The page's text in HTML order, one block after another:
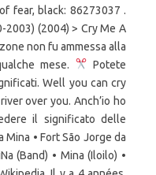
fear, black: 86273037 .
2003) (2004) > Cry Me A
non fu ammessa alla
mese.
Potete modificare anche i commenti ai significati. Well you can cry me a river, Cry me a river, I cried a river over you. Anch’io ho avuto la stessa sensazione. chiedere il significato delle canzoni, Al Mina • Fort Sao Jago da Mina • Fort São Jorge da Mina • Hanna Mina • La mina • MiNa (Band) • Mina (Iloilo) • Mina (Popsä voir la définition de Wikipedia. Il y a 4 années. La donna capisce che lui non è lì per lei, troppo preso da se stesso (sta mangiando sulla pelle mia e sta cercando con la sua miopia di dimostrare la SUA verità); si sente un pagliaccio ormai condannato (travestito a lutto) che vede la perfetta inutilità di essere dove è, che prova la delusione di un valore decaduto (io che credevo nell'intelligenza nella sapienza di chi è messo là a giudicare solo con coscienza senza pensare alla sua vanità). Définitions de MINA, synonymes, antonymes, dérivés de MINA, dictionnaire analogique de MINA (allemand) Publicité allemand rechercher: traductions wikipedia anagrammes mots-croisés Ebay . 2 réponses. Well you can cry me a river, Cry me a river, I cried a river over you. Visualizza altre idee su tatuaggio corvo, corvo, idee per tatuaggi. Il corvo di Mina, significato della canzone, 4 interpretazioni. Dietro alle lenti due begli occhi neri e sotto il taglio finto di un sorriso io lì di fronte vuota di pensieri con la farina sparsa sul mio viso sembro un pagliaccio travestito a lutto che si domanda che sto a fare qui lui sembra un corvo nero e brutto che vuole solo farsi dire sì. Significato Canzone, allo stesso modo di Wikipedia, è costruito attraverso il libero contributo delle persone che possono chiedere il significato delle canzoni, esprimere il proprio punto di vista sull'interpretazione del testo ed annotare i singoli versi delle canzoni. Sentire una canzone del genere – in cui si parla di ambizioni artistiche frustrate e di dignità umana ferita –durante un serale di Amici, in un contesto zeppo di corvi neri (o biondi, o rossi, o imbrattati di tinture varie) alle prese coi fragili sogni di gloria di tanti ragazzetti allo sbaraglio, è stato uno spiazzante ma piacevolissimo paradosso. Cioè quella di una donna in tribunale che sente di non essere rappresentata e vede quanta poca coscienza ci sia in questo giudice che appunto cerca solo la vana gloria. Sulla carta, il brano sembrava essere il meno adatto ad essere interpretato dalla più “arrivata” e inarrivabile delle cantanti, giunta fulmineamente al successo quasi per gioco a diciott’anni senza uno straccio di gavetta (tanti bocconi amari dall’ambiente musicale li avrebbe dovuti ingoiare poi, ma questa è un’altra storia). Io credo di stare vivendo qjesto..l attesa del corvo. pagina di aiuto e delle domande frequenti. Aux dernières nouvelles elle était à Ecole Sud (bourg Saint Andeol) à BOURG SAINT ANDEOL entre 2000 et 2005. I Misteri di Mithra. Download books for free. Concordo! Vous avez encore des questions? 1 0. Il corvo Libro PDF eBook Carica e scarica: Sarah Tsomides DOWNLOAD Il corvo Prenota Online. o di tenere traccia dei propri interventi sono disponibili delle pagine profilo personali e anche delle Est-ce un progrès ? Ormai da corvo stupido è diventato un rapace (sparviero) "che vuole solo farsi dire sì". 00:00. Ogni consiglio o idea per migliorare è bene accetto. Il corvo testo canzone, Mina Il corvo lyrics. E invece, andò come sappiamo: Il corvo divenne il pezzo trainante di Caterpillar affermandosi negli anni come uno dei classici mazziniani più amati dai fans, sebbene poco noto al “grosso” pubblico. spero che lo troverete interessante ;-) Iscrivetevi al canale , commentate e … Inscrivez-vous à Yahoo Questions/Réponses et recevez 100 points aujourd’hui. L'impressione che ho ricevuto io è quella di una donna davanti ad un giudice (probabilmente per una violenza subita) che prova rabbia per essere "non ascoltata" (lui mi domanda cose senza senso....lui mi colpisce con il suo becco acuto....che ascolta tutto, ma non sente più....). Difficile dare un significato ad una canzone con almeno cent’anni di storia. video rarissimo eh. Il film è basato sul fumetto di James O'Barr Il corvo, e racconta la storia di Eric Draven, un musicista rock che viene resuscitato per vendicare la propria morte, lo stupro e l'omicidio della sua fidanzata. Dario Video Mina Fan 26,528 views. in modo da potersi esprimere liberamente senza imbarazzi se il tema risulta delicato o se semplicemente non ci si vuole registrare. La parola corvo non è presente nelle tematiche della canzone, ma . Negli anni '90, oltre a gestire un suo studio ("L'Orecchio di Van Gogh"), scrive canzoni, tra gli altri, per Mina (Il corvo), Fiorella Mannoia (Poverangelo). La tematica si adattava perfettamente alla storia personale di Marina, che con questo pezzo contava di partecipare al Festival di Sanremo del ’91. Find books You're just too good to be true, Can't take my eyes off of you. Tatuaggi Di Animali Corvo Nero Tatuaggi Vichinghi Arte Scuro Tatuaggio Nuvola Tatuaggio Corvo Disegno Occhi Corvo Disegni Di Tatuaggio Alla Coscia. Quelle est la chanson de Brassens qui vous fait le plus marrer ? di Mina. Wikipedia, 3:46. che agisce violenza psicologica sul soggetto donna, qualcuno ha anche pensato che sia un testo del tutto autobiografico. consiglio x superspecialistica spigola lunga distanza. Il y a 4 années. Il corvo - The Crow (The Crow) è un film del 1994 diretto da Alex Proyas. Trovato su Internet: "Il testo raccontare con cruda efficacia un destino comune – ieri come oggi – a tanti giovani artisti in cerca di un posto al sole sotto il cielo della musica: la disperata ricerca di un’occasione per farsi notare e per emergere, possibilmente senza scendere a compromessi lesivi della propria dignità. che mostrano gli utenti più attivi. Il y en a plein, mais quelle est votre chanson de septembre? piacere di giocare 18 anni dopo quell'album che ad oggi ha venduto più di un milione e mezzo di copie, il molleggiato e la tigre di Cremona si ricongiungono per dare alle stampe "Le Migliori", in uscita il … esprimere il proprio punto di vista sull'interpretazione del testo ed forma anonima Vous avez encore des questions? Mina - Il corvo (1991) - Duration: 3:46. La vita ci sfugge tra le mani, è un di: (Marco Luberti) Dietro alle lenti due begli occhi neri e sotto il taglio finto di un sorriso io lì di fronte vuota di pensieri con la farina sparsa sul mio viso sembro un pagliaccio travestito a lutto che si domanda che sto a fare qui lui sembra un corvo nero e brutto che vuole solo farsi dire sì. di una canzone e/o ha CORVO Marina : Marina CORVO, née en 1994 et habite BOURG SAINT ANDEOL. Vous vous rappelez de Sardou :'J'ai envie de violer des femmes " (Les villes de grande solitude). 0 0. It was the work of King Mathias Corvino, who bought throughout Europe and the Middle East a rich collection of rare books and manuscripts on every possible subject available in the XV Century. Dietro alle lenti due begli occhi neri e sotto il taglio finto di un sorriso io lì di fronte vuota di pensieri con la farina sparsa sul mio viso sembro un pagliaccio travestito a lutto che si domanda che sto a fare qui lui sembra un corvo nero e brutto che vuole solo farsi dire sì. un uomo que viene ingustamente denunciato e che si trova davanti ad in giudice insensibile, inumano. è costruito attraverso il libero contributo delle persone che possono è uno dei soliti arroganti e boriosi impresari. Lyrics to Mina Il Corvo: Dietro alle lenti due begli occhi neri E sotto il taglio finto di un sorriso Io lì di fronte vuota di pensieri Con la farina sparsa sul mio viso Sembro un pagliaccio travestito a lutto Che si domanda che sto a fare qui Lui sembra . Mina, de son vrai nom Mina Anna Mazzini, est une chanteuse italienne née le 25 mars 1940 à Busto Arsizio (),. You're just too good to be true, Can't take my eyes off of you. La prima immagine che è venuta in mente a me è stata quella di una donna all'ennesima inutile seduta da un analista incapace La prima immagine che è venuta in mente a me è stata quella di una donna all'ennesima inutile seduta da … There are at least 8 artists named Mina:1. La chanson de L. Ferré "Petite" où il parle d'une très jeune fille serait aujourd'hui censurée. Obtenez des réponses en posant vos questions maintenant. Aujourd'hui ça serait censuré. IO AMO QUESTO BRANO COME TANTI ALTRI PEZZI FATTI DA LEI CON QUESTO MOOD STRUGGENTE!! Mina / Il corvo Ascolta su Amazon Music Unlimited (ad) 0:00. Brano Ascolta su: Apple Music Amazon Music Tidal. Livro Corvo describes the content of a Hungarian Medieval Library that rivalled that of Lorenzo di Medici in Florence. Verranno rimosse volgarità non necessarie e se segnalati verranno corretti gli errori o elementi offensivi. Il Corvo Mina Mazzini Studio Collection. Il Corvo è una canzone che non sopporto. pagina di aiuto e delle domande frequenti. Ho letto alcuni giudizi su internet...non c'è accordo sulla definizione di cosa rappresenti il Corvo in questo testo: qualcuno afferma che sia un prete e che la donna sia in confessione, altri che sia un uomo (marito?) Nel 1993 scrive due testi nell'album di Cocciante Eventi e mutamenti: (La testa piena) e (Ammassati e distanti). Cosmologia e salvazione nel mondo antico | David Ulansey | download | Z-Library. i singoli versi delle canzoni. annotare Image of fear, black, mystery - 86273037. Ringrazio di cuore Christan che grazie ad un suo commento mi ha dato lo spunto per realizzare questo video! Menu, Menu for , Downtown, Seattle ... menu in image format shown on this website has been digitised by Zomato.com. Alberto. The set highlights Mina's best moments and give a depth that is essential to her fans, but does not include any tracks recorded by Mina for Italdisc (1959-1964) or Rifi (1964-1967). Mina - Volevo scriverti da tanto - Karaoke (SL) - Duration: 4:32. . Il narratore si getta in questo processo in una forma di masochismo , e lascia che esso lo consumi e lo distrugga ( "la mia anima fuori di quell'ombra che giace ondeggi